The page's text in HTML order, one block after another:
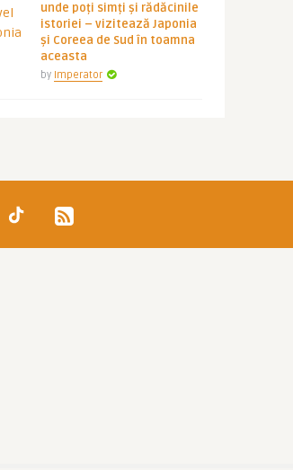
unde poți simți și rădăcinile
istoriei – vizitează Japonia
și Coreea de Sud în toamna
aceasta
by Imperator